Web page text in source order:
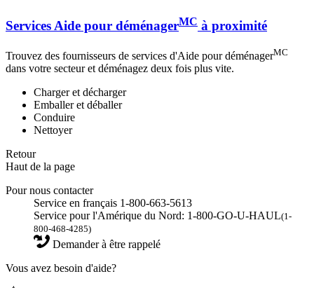
Services Aide pour déménagerMC à proximité
Trouvez des fournisseurs de services d'Aide pour déménagerMC
dans votre secteur et déménagez deux fois plus vite.
Charger et décharger
Emballer et déballer
Conduire
Nettoyer
Retour
Haut de la page
Pour nous contacter
Service en français 1-800-663-5613
Service pour l'Amérique du Nord: 1-800-GO-U-HAUL(1-
800-468-4285)
Demander à être rappelé
Vous avez besoin d'aide?